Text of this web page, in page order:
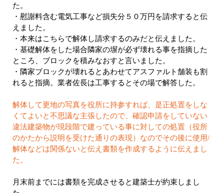
た。
・慰謝料含む電気工事など損失分５０万円を請求すると伝
えました。
・本来はこちらで解体し請求するのみだと伝えました。
・基礎解体をした場合隣家の塀が必ず壊れる事を指摘した
ところ、ブロックを積みなおすと言いました。
・隣家ブロックが壊れるとあわせてアスファルト舗装も割
れると指摘。業者佐長は工事するとその場で解答した。
解体して更地の写真を役所に持参すれば、是正処置をしな
くてよいと不思議な主張したので、確認申請をしていない
違法建築物が現段階で建っている事に対しての処置（役所
のかたから説明を受けた通りの表現）なのでその後に使用/
解体などは関係ないと伝え書類を作成するように伝えまし
た。
月末前までには書類を完成させると建築士が約束しまし